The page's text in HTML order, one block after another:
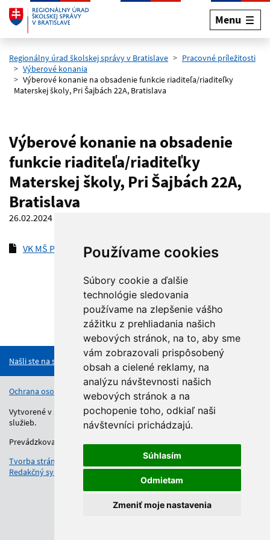
Používame cookies
Súbory cookie a ďalšie
technológie sledovania
používame na zlepšenie vášho
zážitku z prehliadania našich
webových stránok, na to, aby sme
vám zobrazovali prispôsobený
obsah a cielené reklamy, na
analýzu návštevnosti našich
webových stránok a na
pochopenie toho, odkiaľ naši
návštevníci prichádzajú.
Súhlasím
Odmietam
Zmeniť moje nastavenia
Preskočiť na hlavný obsah
Menu
Regionálny úrad školskej správy v Bratislave
Pracovné príležitosti
Výberové konania
Výberové konanie na obsadenie funkcie riaditeľa/riaditeľky
Materskej školy, Pri Šajbách 22A, Bratislava
Výberové konanie na obsadenie
funkcie riaditeľa/riaditeľky
Materskej školy, Pri Šajbách 22A,
Bratislava
26.02.2024
VK MŠ Pri Šajbách 22A (pdf, 183.3 kB)
Hore
Našli ste na stránke chybu?
Ochrana osobných údajov Vyhlásenie o prístupnosti
Vytvorené v súlade s Jednotným dizajn manuálom elektronických
služieb.
Prevádzkovateľom služby je Regionálny úrad školskej správy.
Tvorba stránok
Redakčný systém
: SysCom